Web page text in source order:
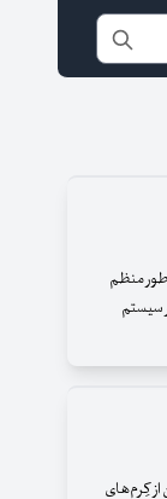
منظم
سیستم
از کِرم‌های